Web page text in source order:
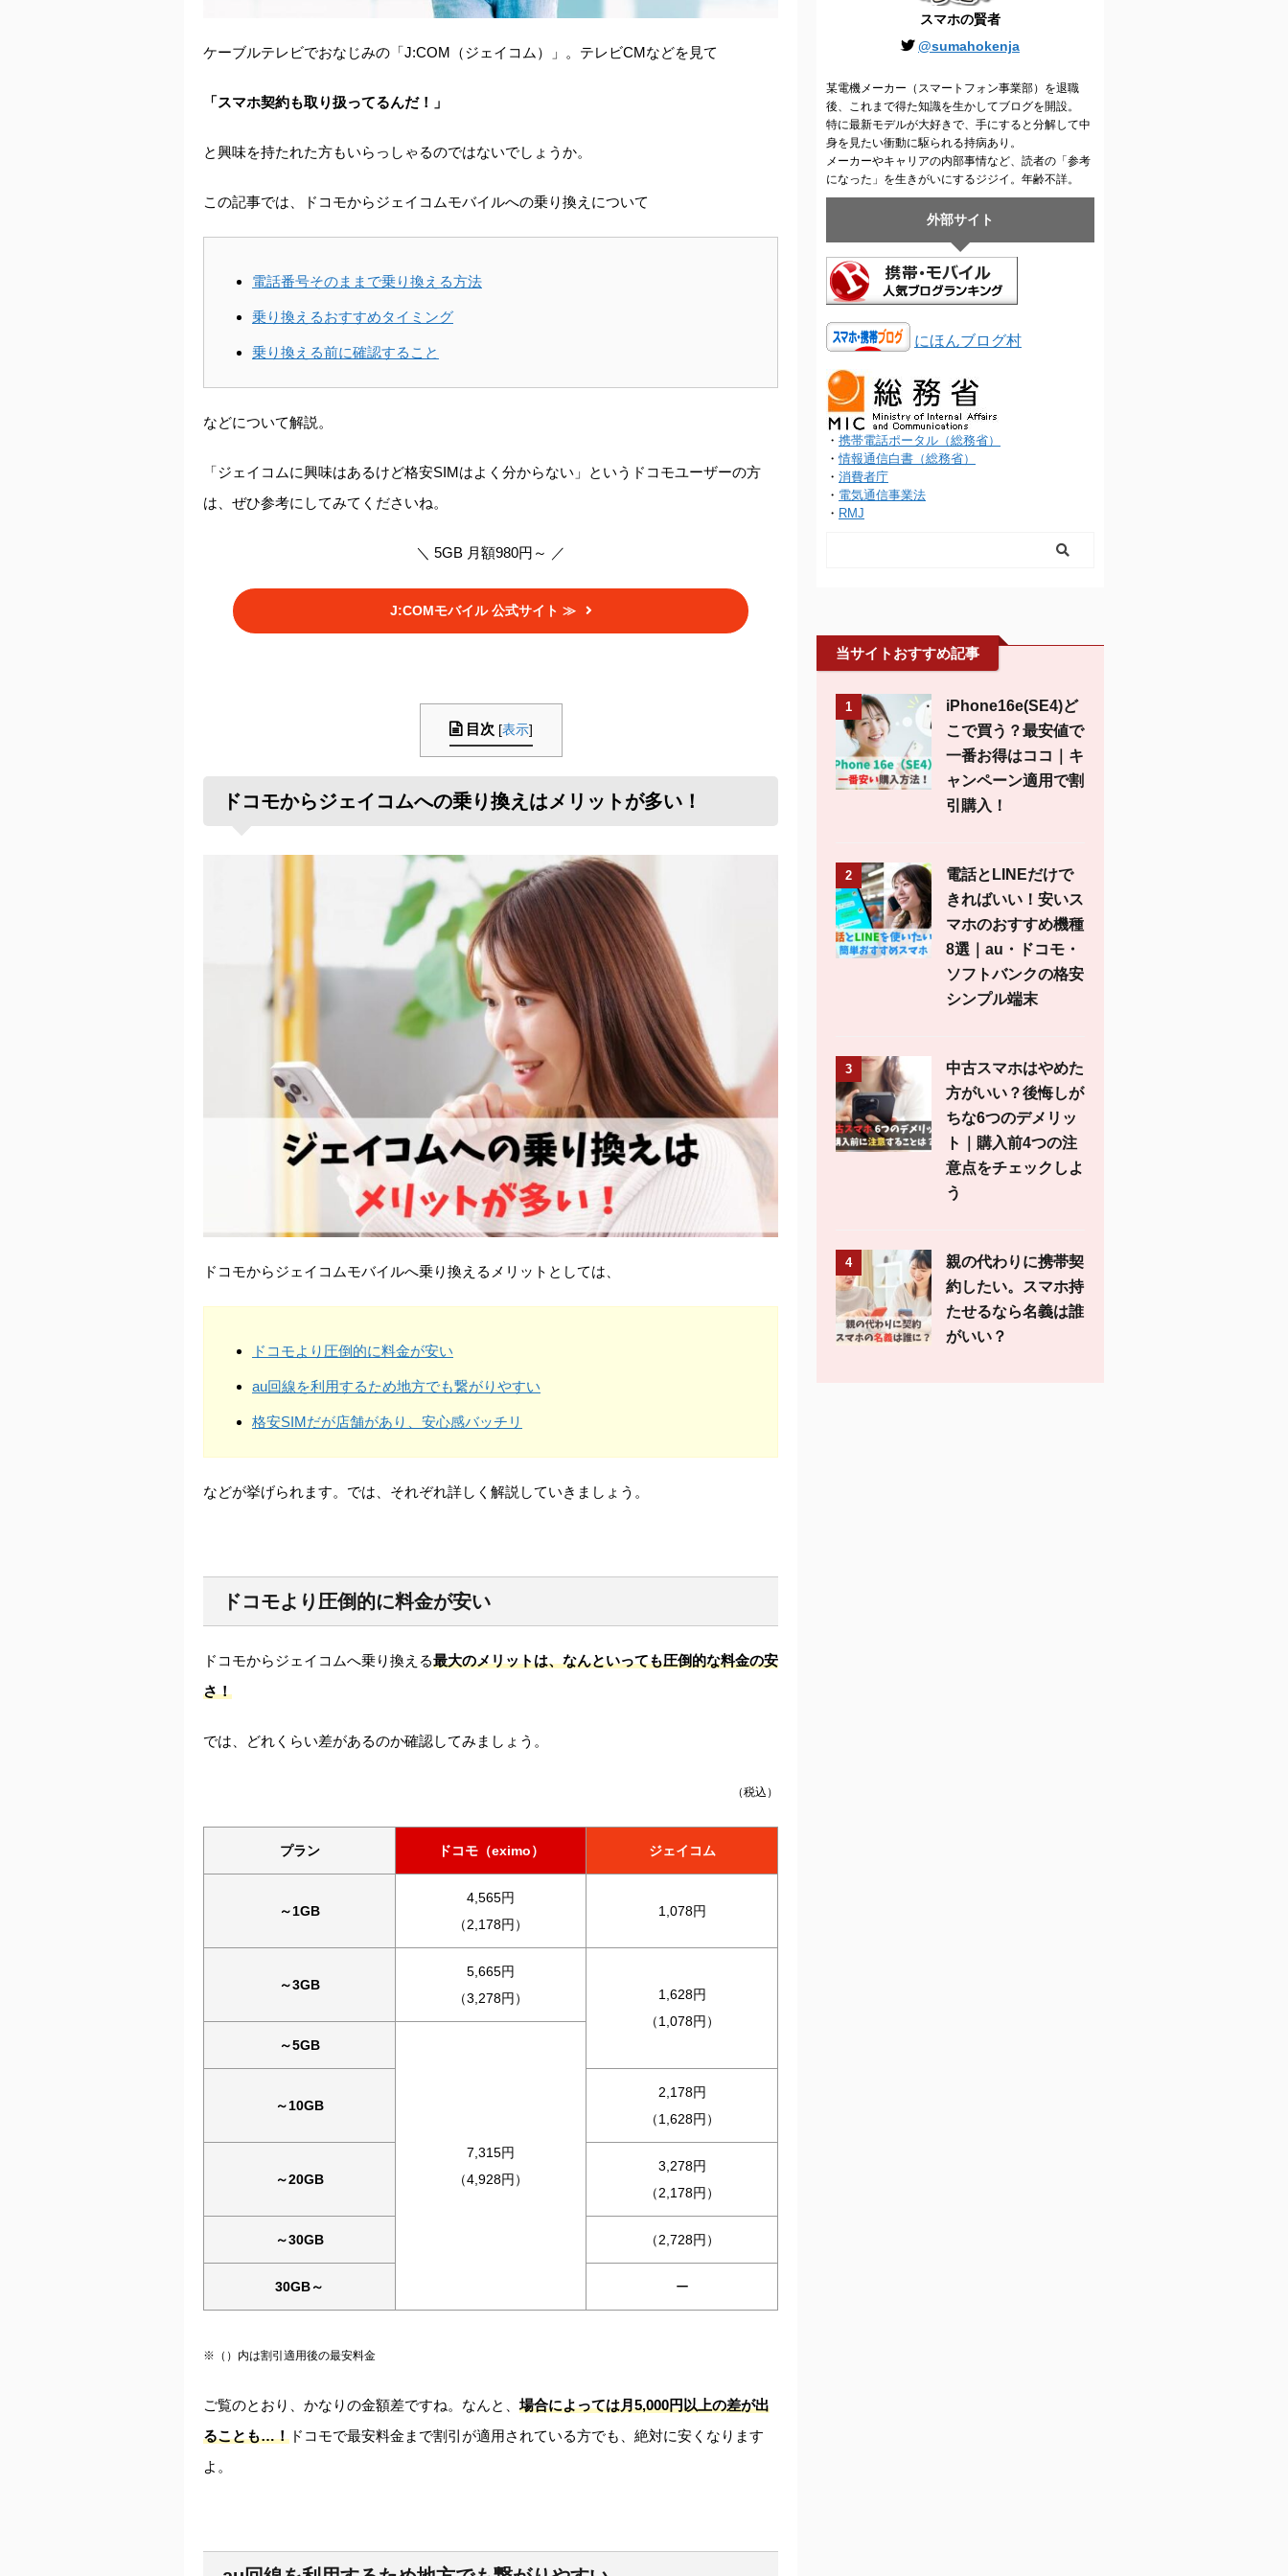
ケーブルテレビでおなじみの「J:COM（ジェイコム）」。テレビCMなどを見て
「スマホ契約も取り扱ってるんだ！」
と興味を持たれた方もいらっしゃるのではないでしょうか。
この記事では、ドコモからジェイコムモバイルへの乗り換えについて
電話番号そのままで乗り換える方法
乗り換えるおすすめタイミング
乗り換える前に確認すること
などについて解説。
「ジェイコムに興味はあるけど格安SIMはよく分からない」というドコモユーザーの方
は、ぜひ参考にしてみてくださいね。
＼ 5GB 月額980円～ ／
J:COMモバイル 公式サイト ≫
目次 [表示]
ドコモからジェイコムへの乗り換えはメリットが多い！
ドコモからジェイコムモバイルへ乗り換えるメリットとしては、
ドコモより圧倒的に料金が安い
au回線を利用するため地方でも繋がりやすい
格安SIMだが店舗があり、安心感バッチリ
などが挙げられます。では、それぞれ詳しく解説していきましょう。
ドコモより圧倒的に料金が安い
ドコモからジェイコムへ乗り換える最大のメリットは、なんといっても圧倒的な料金の安
さ！
では、どれくらい差があるのか確認してみましょう。
（税込）
プラン ドコモ（eximo） ジェイコム
～1GB
4,565円
（2,178円）
1,078円
～3GB
5,665円
（3,278円）
1,628円
（1,078円）
～5GB
7,315円
（4,928円）
～10GB
2,178円
（1,628円）
～20GB
3,278円
（2,178円）
～30GB （2,728円）
30GB～ ー
※（）内は割引適用後の最安料金
ご覧のとおり、かなりの金額差ですね。なんと、場合によっては月5,000円以上の差が出
ることも…！ ドコモで最安料金まで割引が適用されている方でも、絶対に安くなります
よ。
スマホの賢者
@sumahokenja
某電機メーカー（スマートフォン事業部）を退職
後、これまで得た知識を生かしてブログを開設。
特に最新モデルが大好きで、手にすると分解して中
身を見たい衝動に駆られる持病あり。
メーカーやキャリアの内部事情など、読者の「参考
になった」を生きがいにするジジイ。年齢不詳。
外部サイト
にほんブログ村
・ 携帯電話ポータル（総務省）
・情報通信白書（総務省）
・ 消費者庁
・ 電気通信事業法
・ RMJ
当サイトおすすめ記事
1
iPhone16e(SE4)ど
こで買う？最安値で
一番お得はココ｜キ
ャンペーン適用で割
引購入！
2
電話とLINEだけで
きればいい！安いス
マホのおすすめ機種
8選｜au・ドコモ・
ソフトバンクの格安
シンプル端末
3
中古スマホはやめた
方がいい？後悔しが
ちな6つのデメリッ
ト｜購入前4つの注
意点をチェックしよ
う
4
親の代わりに携帯契
約したい。スマホ持
たせるなら名義は誰
がいい？